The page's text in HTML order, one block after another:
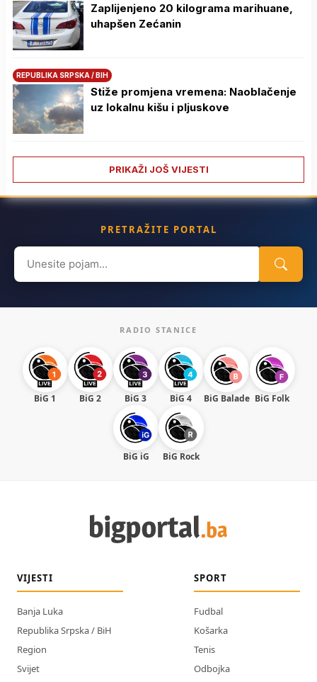
Zaplijenjeno 20 kilograma marihuane,
uhapšen Zećanin
REPUBLIKA SRPSKA / BIH
Stiže promjena vremena: Naoblačenje
uz lokalnu kišu i pljuskove
PRIKAŽI JOŠ VIJESTI
PRETRAŽITE PORTAL
Search
for:
RADIO STANICE
BiG 1 BiG 2 BiG 3 BiG 4 BiG Balade BiG Folk
BiG iG BiG Rock
VIJESTI
Banja Luka
Republika Srpska / BiH
Region
Svijet
SPORT
Fudbal
Košarka
Tenis
Odbojka